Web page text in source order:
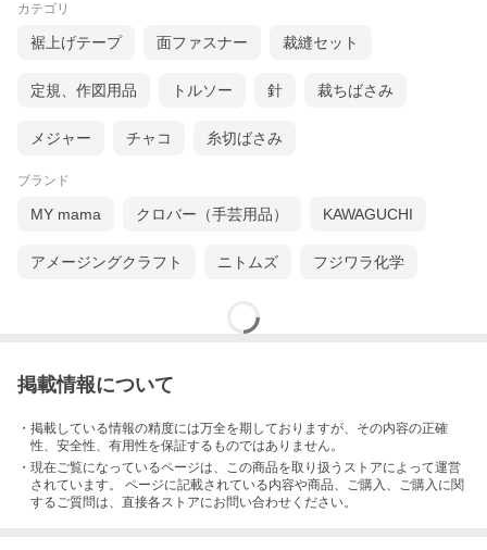
カテゴリ
裾上げテープ 面ファスナー 裁縫セット
定規、作図用品 トルソー 針 裁ちばさみ
メジャー チャコ 糸切ばさみ
ブランド
MY mama クロバー（手芸用品） KAWAGUCHI
アメージングクラフト ニトムズ フジワラ化学
掲載情報について
・掲載している情報の精度には万全を期しておりますが、その内容の正確
性、安全性、有用性を保証するものではありません。
・現在ご覧になっているページは、この商品を取り扱うストアによって運営
されています。 ページに記載されている内容や商品、ご購入 、ご購入に関
するご質問は、直接各ストアにお問い合わせください。